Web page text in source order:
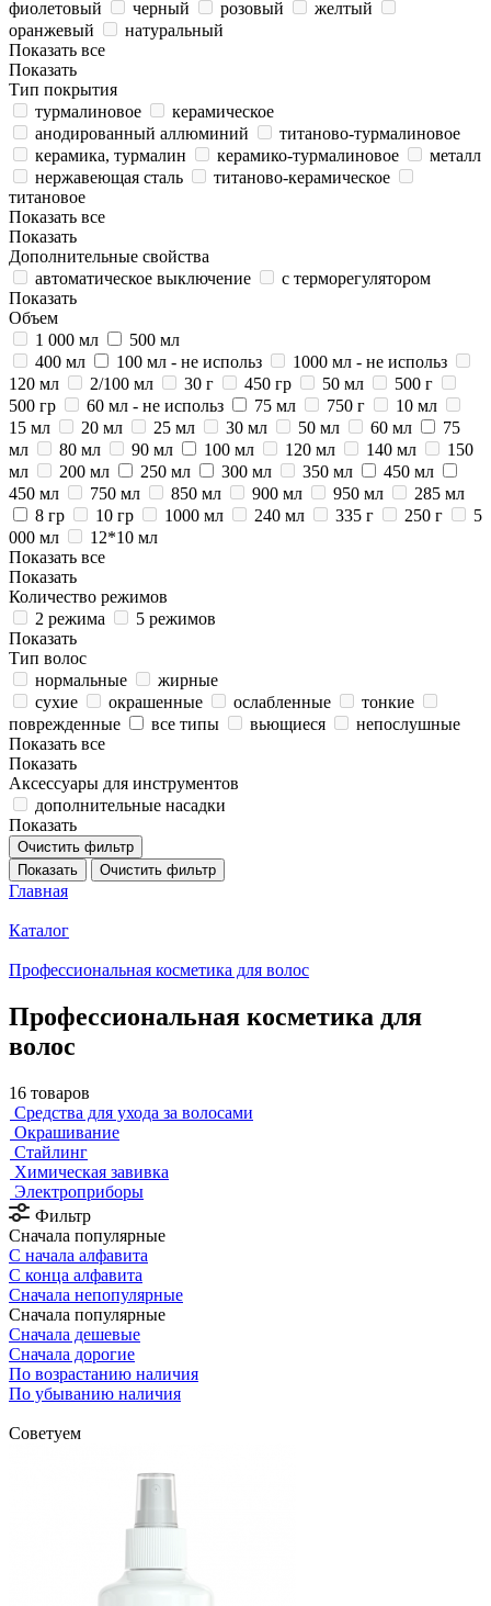
фиолетовый
черный розовый
желтый
оранжевый
натуральный
Показать все
Показать
Тип покрытия
турмалиновое
керамическое
анодированный аллюминий
титаново-турмалиновое
керамика, турмалин
керамико-турмалиновое
металл
нержавеющая сталь
титаново-керамическое
титановое
Показать все
Показать
Дополнительные свойства
автоматическое выключение
с терморегулятором
Показать
Объем
1 000 мл
500 мл
400 мл
100 мл - не использ
1000 мл - не использ
120 мл
2/100 мл 30 г 450 гр 50 мл
500 г
500 гр
60 мл - не использ 75 мл 750 г
10 мл
15 мл
20 мл 25 мл 30 мл 50 мл 60 мл
75
мл
80 мл 90 мл 100 мл 120 мл 140 мл
150
мл
200 мл 250 мл 300 мл 350 мл
450 мл
450 мл
750 мл 850 мл 900 мл 950 мл
285 мл
8 гр
10 гр 1000 мл 240 мл 335 г 250 г
5
000 мл
12*10 мл
Показать все
Показать
Количество режимов
2 режима
5 режимов
Показать
Тип волос
нормальные
жирные
сухие
окрашенные ослабленные
тонкие
поврежденные
все типы вьющиеся
непослушные
Показать все
Показать
Аксессуары для инструментов
дополнительные насадки
Показать
Очистить фильтр
Показать
Очистить фильтр
Главная
Каталог
Профессиональная косметика для волос
Профессиональная косметика для
волос
16 товаров
Средства для ухода за волосами
Окрашивание
Стайлинг
Химическая завивка
Электроприборы
Фильтр
Сначала популярные
С начала алфавита
С конца алфавита
Сначала непопулярные
Сначала популярные
Сначала дешевые
Сначала дорогие
По возрастанию наличия
По убыванию наличия
Советуем